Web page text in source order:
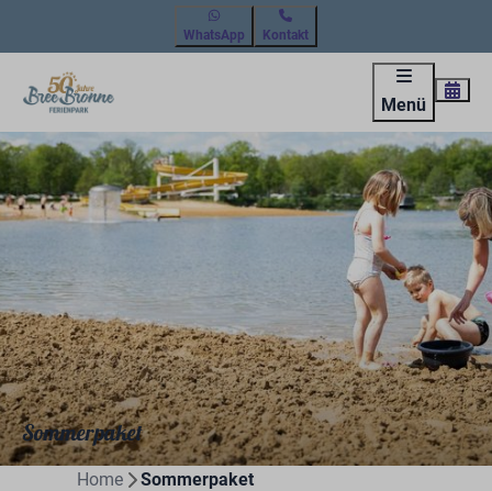
WhatsApp Kontakt
Menü
Sommerpaket
Home Sommerpaket